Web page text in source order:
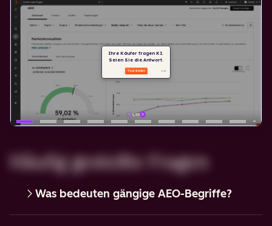
Häufig gestellte Fragen
Was bedeuten gängige AEO-Begriffe?